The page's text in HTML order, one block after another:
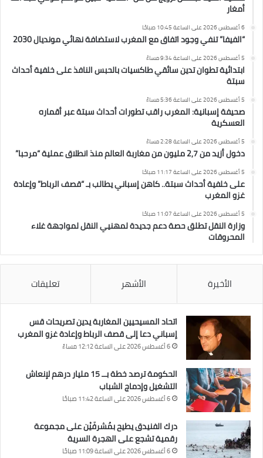
أمغار
6 أغسطس 2026 على الساعة 10:45 صباحًا
“الفيفا” تنفي وجود اتفاق مع المغرب لاستضافة نهائي مونديال 2030
5 أغسطس 2026 على الساعة 9:34 مساءً
ابتدائية تطوان تدين سائقي طاكسيات بالحبس النافذ على خلفية أحداث
سبتة
5 أغسطس 2026 على الساعة 5:36 مساءً
صحيفة إسبانية: المغرب راقب تطورات أحداث سبتة عبر أقماره
العسكرية
5 أغسطس 2026 على الساعة 2:28 مساءً
دخول أزيد من 2,7 مليون من مغاربة العالم منذ انطلاق عملية “مرحبا”
5 أغسطس 2026 على الساعة 11:17 صباحًا
على خلفية أحداث سبتة.. كاهن إسباني يطالب بـ “قصف الرباط” وإعادة
غزو المغرب
5 أغسطس 2026 على الساعة 11:07 صباحًا
وزارة النقل تطلق حصة دعم جديدة لمهنيي النقل لمواجهة غلاء
المحروقات
الأخيرة الأشهر تعليقات
اتحاد المسيحيين المغاربة يدين تصريحات قس
إسباني دعا إلى قصف الرباط وإعادة غزو المغرب
6 أغسطس 2026 على الساعة 12:12 مساءً
الحكومة ترصد خطة بــ 15 مليار درهم لإنعاش
التشغيل وإدماج الشباب
6 أغسطس 2026 على الساعة 11:42 صباحًا
درك الفنيدق يطيح بمُشرفَيْن على مجموعة
رقمية تشجع على الهجرة السرية
6 أغسطس 2026 على الساعة 11:09 صباحًا